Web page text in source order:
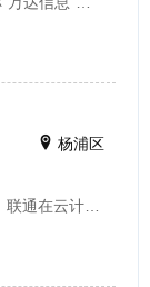
杨浦区
。 2020年，上海联通成立智慧城市事业部，在安防领域成...